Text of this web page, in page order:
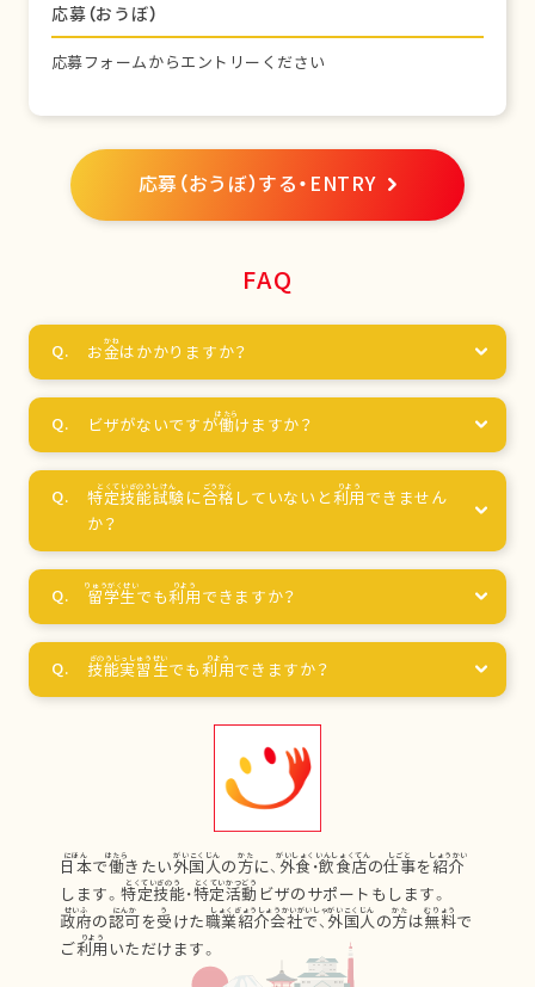
応募（おうぼ）
応募フォームからエントリーください
応募（おうぼ）する・ENTRY
FAQ
お金はかかりますか？
ビザがないですが働けますか？
特定技能試験に合格 していないと利用 できません
か？
留学生でも利用 できますか？
技能実習生でも利用できますか？
日本で働きたい外国人の方に、 外食 ・飲食店の仕事を紹介
します。特定技能・特定活動 ビザのサポートもします。
政府の認可を受けた職業紹介会社で、 外国人の方は無料で
ご利用 いただけます。